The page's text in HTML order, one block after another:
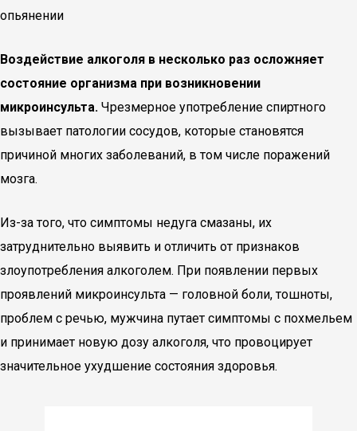
опьянении
Воздействие алкоголя в несколько раз осложняет
состояние организма при возникновении
микроинсульта. Чрезмерное употребление спиртного
вызывает патологии сосудов, которые становятся
причиной многих заболеваний, в том числе поражений
мозга.
Из-за того, что симптомы недуга смазаны, их
затруднительно выявить и отличить от признаков
злоупотребления алкоголем. При появлении первых
проявлений микроинсульта — головной боли, тошноты,
проблем с речью, мужчина путает симптомы с похмельем
и принимает новую дозу алкоголя, что провоцирует
значительное ухудшение состояния здоровья.